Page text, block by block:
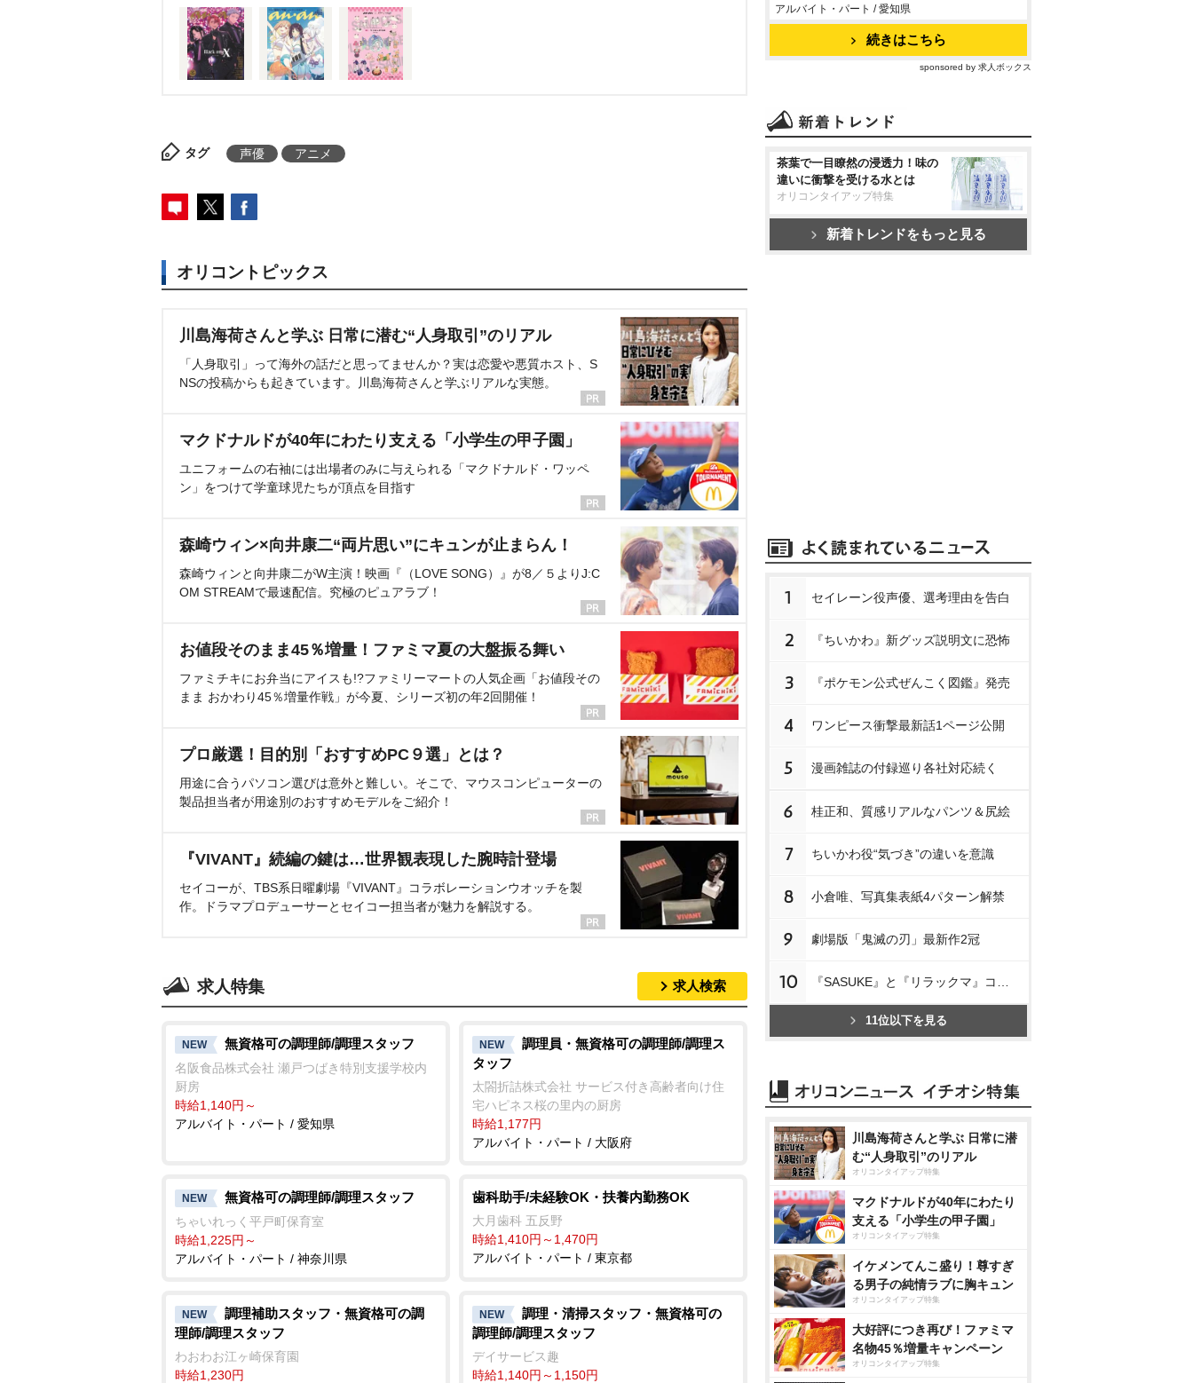
タグ 声優 アニメ
オリコントピックス
川島海荷さんと学ぶ 日常に潜む“人身取引”のリアル
「人身取引」って海外の話だと思ってませんか？実は恋愛や悪質ホスト、S
NSの投稿からも起きています。川島海荷さんと学ぶリアルな実態。
マクドナルドが40年にわたり支える「小学生の甲子園」
ユニフォームの右袖には出場者のみに与えられる「マクドナルド・ワッペ
ン」をつけて学童球児たちが頂点を目指す
森崎ウィン×向井康二“両片思い”にキュンが止まらん！
森崎ウィンと向井康二がW主演！映画『（LOVE SONG）』が8／５よりJ:C
OM STREAMで最速配信。究極のピュアラブ！
お値段そのまま45％増量！ファミマ夏の大盤振る舞い
ファミチキにお弁当にアイスも!?ファミリーマートの人気企画「お値段その
まま おかわり45％増量作戦」が今夏、シリーズ初の年2回開催！
プロ厳選！目的別「おすすめPC９選」とは？
用途に合うパソコン選びは意外と難しい。そこで、マウスコンピューターの
製品担当者が用途別のおすすめモデルをご紹介！
『VIVANT』続編の鍵は…世界観表現した腕時計登場
セイコーが、TBS系日曜劇場『VIVANT』コラボレーションウオッチを製
作。ドラマプロデューサーとセイコー担当者が魅力を解説する。
求人特集 求人検索
NEW 無資格可の調理師/調理スタッフ
名阪食品株式会社 瀬戸つばき特別支援学校内
厨房
時給1,140円～
アルバイト・パート / 愛知県
NEW
調理員・無資格可の調理師/調理ス
タッフ
太閤折詰株式会社 サービス付き高齢者向け住
宅ハピネス桜の里内の厨房
時給1,177円
アルバイト・パート / 大阪府
NEW 無資格可の調理師/調理スタッフ
ちゃいれっく平戸町保育室
時給1,225円～
アルバイト・パート / 神奈川県
歯科助手/未経験OK・扶養内勤務OK
大月歯科 五反野
時給1,410円～1,470円
アルバイト・パート / 東京都
NEW
調理補助スタッフ・無資格可の調
理師/調理スタッフ
わおわお江ヶ崎保育園
時給1,230円
NEW
調理・清掃スタッフ・無資格可の
調理師/調理スタッフ
デイサービス趣
時給1,140円～1,150円
アルバイト・パート / 愛知県
続きはこちら
sponsored by 求人ボックス
茶葉で一目瞭然の浸透力！味の
違いに衝撃を受ける水とは
オリコンタイアップ特集
新着トレンドをもっと見る
1 セイレーン役声優、選考理由を告白
2 『ちいかわ』新グッズ説明文に恐怖
3 『ポケモン公式ぜんこく図鑑』発売
4 ワンピース衝撃最新話1ページ公開
5 漫画雑誌の付録巡り各社対応続く
6 桂正和、質感リアルなパンツ＆尻絵
7 ちいかわ役“気づき”の違いを意識
8 小倉唯、写真集表紙4パターン解禁
9 劇場版「鬼滅の刃」最新作2冠
10
11位以下を見る
川島海荷さんと学ぶ 日常に潜
む“人身取引”のリアル
オリコンタイアップ特集
マクドナルドが40年にわたり
支える「小学生の甲子園」
オリコンタイアップ特集
イケメンてんこ盛り！尊すぎ
る男子の純情ラブに胸キュン
オリコンタイアップ特集
大好評につき再び！ファミマ
名物45％増量キャンペーン
オリコンタイアップ特集